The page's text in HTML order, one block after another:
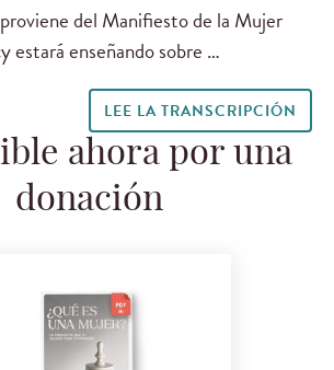
del Manifiesto de la Mujer
estará enseñando sobre …
LEE LA TRANSCRIPCIÓN
ahora por una
donación